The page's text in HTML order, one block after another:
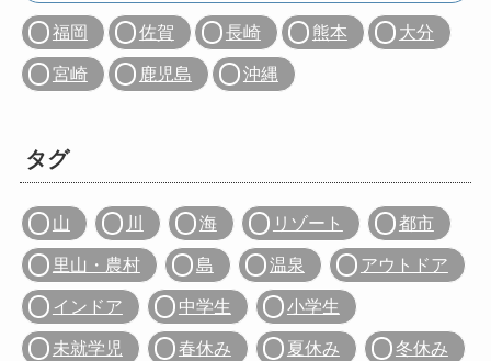
福岡 佐賀 長崎 熊本 大分
宮崎 鹿児島 沖縄
タグ
山 川 海 リゾート 都市
里山・農村 島 温泉 アウトドア
インドア 中学生 小学生
未就学児 春休み 夏休み 冬休み